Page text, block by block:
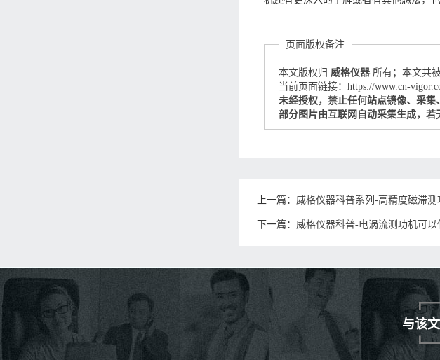
页面版权备注
本文版权归 威格仪器 所有；本文共
当前页面链接：https://www.cn-
未经授权，禁止任何站点镜像、采集
部分图片由互联网自动采集生成，若
上一篇： 威格仪器科普系列-高精度磁滞测
下一篇： 威格仪器科普-电涡流测功机可以
与该